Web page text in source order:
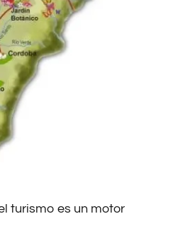
turismo es un motor